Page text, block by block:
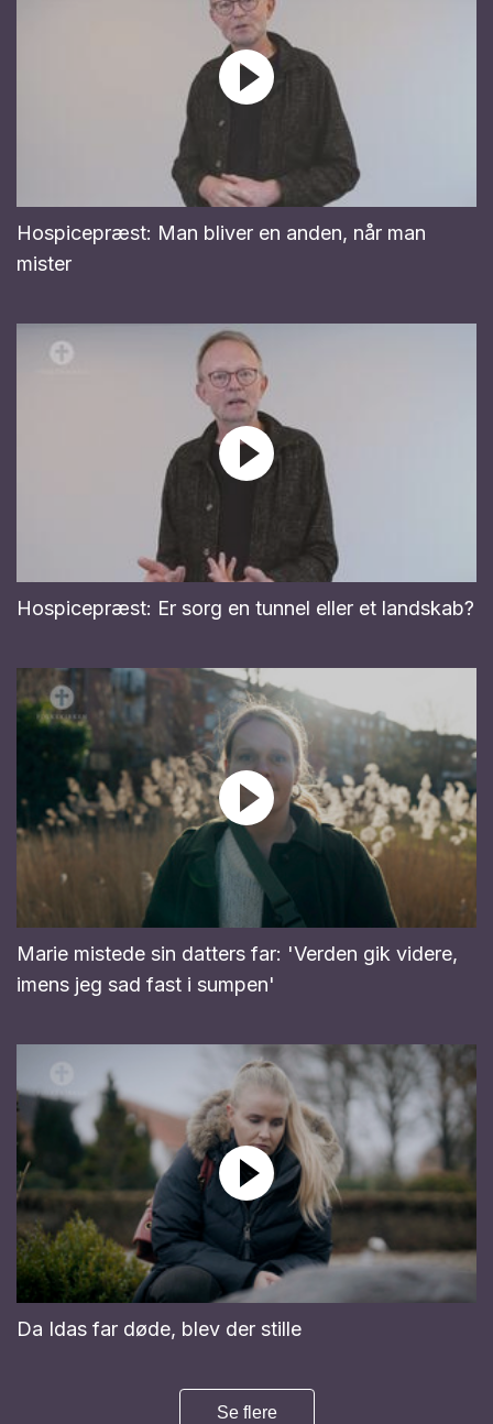
Hospicepræst: Man bliver en anden, når man
mister
Hospicepræst: Er sorg en tunnel eller et landskab?
Marie mistede sin datters far: 'Verden gik videre,
imens jeg sad fast i sumpen'
Da Idas far døde, blev der stille
Se flere